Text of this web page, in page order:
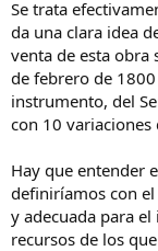
Se trata
da una clara idea
venta de esta obra
de febrero de
instrumento, del
con 10
Hay que entender
definiríamos con
y adecuada para
recursos de los